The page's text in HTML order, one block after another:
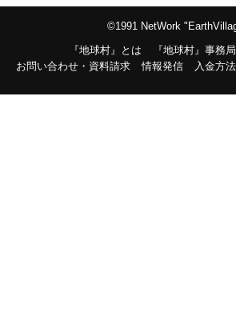
©1991 NetWork
『地球村』とは
『地球村』事務
お問い合わせ・資料請求
情報発信 入金方法